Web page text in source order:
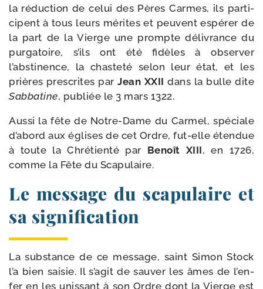
la réduc­tion de celui des Pères Carmes, ils par­ti­
cipent à tous leurs mérites et peuvent espé­rer de
la part de la Vierge une prompte déli­vrance du
pur­ga­toire, s’ils ont été fidèles à obser­ver
l’abstinence, la chas­te­té selon leur état, et les
prières pres­crites parJean XXII dans la bulle dite
Sabbatine, publiée le 3 mars 1322.
Aussi la fête de Notre-​Dame du Carmel, spé­ciale
d’abord aux églises de cet Ordre, fut-​elle éten­due
à toute la Chrétienté par Benoît XIII, en 1726,
comme la Fête du Scapulaire.
Le message du scapulaire et
sa signification
La sub­stance de ce mes­sage, saint Simon Stock
l’a bien sai­sie. Il s’a­git de sau­ver les âmes de l’en­
fer en les unis­sant à son Ordre dont la Vierge est